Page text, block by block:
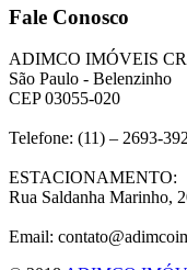
Fale Conosco
ADIMCO IMÓVEIS
São Paulo - Belenzinho
CEP 03055-020
Telefone: (11) – 2693-
ESTACIONAMENTO:
Rua Saldanha Marinho,
Email: